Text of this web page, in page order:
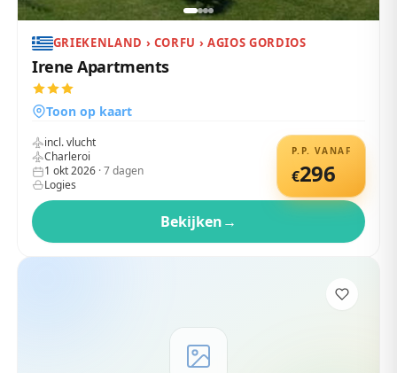
GRIEKENLAND › CORFU › AGIOS GORDIOS
Irene Apartments
Toon op kaart
P.P. VANAF
€296
incl. vlucht
Charleroi
1 okt 2026 ·7dagen
Logies
Bekijken→